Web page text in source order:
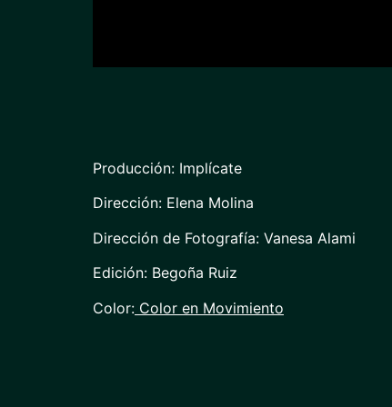
Producción: Implícate
Dirección: Elena Molina
Dirección de Fotografía: Vanesa Alami
Edición: Begoña Ruiz
Color: Color en Movimiento